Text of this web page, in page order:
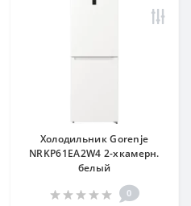
Холодильник Gorenje
NRKP61EA2W4 2-хкамерн.
белый
0